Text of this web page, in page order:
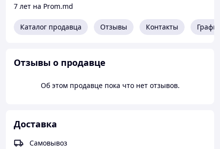
Упаковка картонная 1шт.
7 лет на Prom.md
Каталог продавца Отзывы Контакты
Отзывы о продавце
Об этом продавце пока что нет отзывов.
Доставка
Самовывоз